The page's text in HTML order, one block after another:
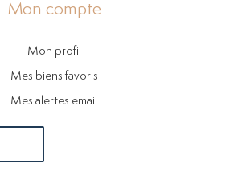
Mon compte
Mon profil
Mes biens favoris
Mes alertes email